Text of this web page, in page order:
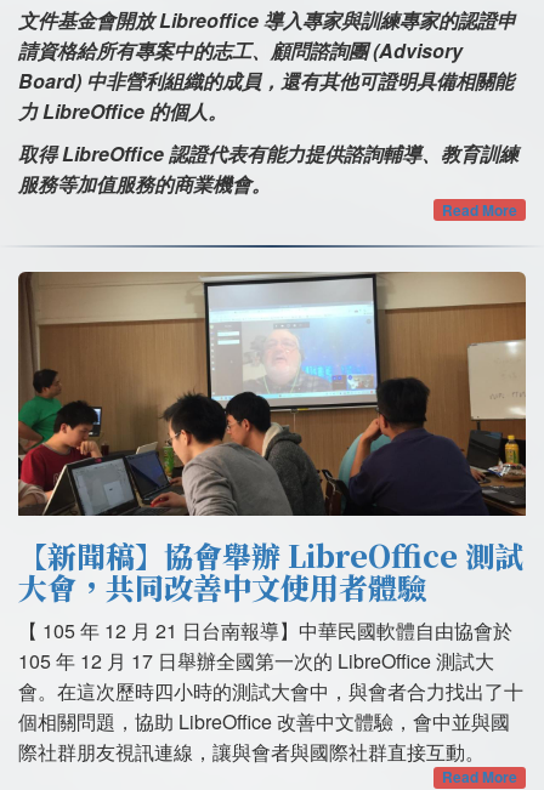
文件基金會開放 Libreoffice 導入專家與訓練專家的認證申
請資格給所有專案中的志工、顧問諮詢團 (Advisory
Board) 中非營利組織的成員，還有其他可證明具備相關能
力 LibreOffice 的個人。
取得 LibreOffice 認證代表有能力提供諮詢輔導、教育訓練
服務等加值服務的商業機會。
Read More
【新聞稿】協會舉辦 LibreOffice 測試
大會，共同改善中文使用者體驗
【 105 年 12 月 21 日台南報導】中華民國軟體自由協會於
105 年 12 月 17 日舉辦全國第一次的 LibreOffice 測試大
會。在這次歷時四小時的測試大會中，與會者合力找出了十
個相關問題，協助 LibreOffice 改善中文體驗，會中並與國
際社群朋友視訊連線，讓與會者與國際社群直接互動。
Read More